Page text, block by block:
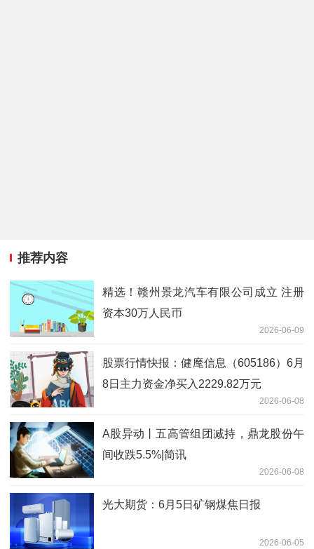
推荐内容
精选！赣州景龙汽车有限公司成立 注册
资本30万人民币
2026-06-09
股票行情快报：健麾信息（605186）6月
8日主力资金净买入2229.82万元
2026-06-08
A股异动丨五高管组团减持，鼎龙股份午
间收跌5.5%|简讯
2026-06-08
光大期货：6月5日矿钢煤焦日报
2026-06-05